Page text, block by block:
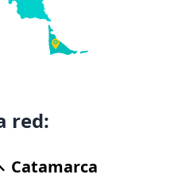
red:
Catamarca